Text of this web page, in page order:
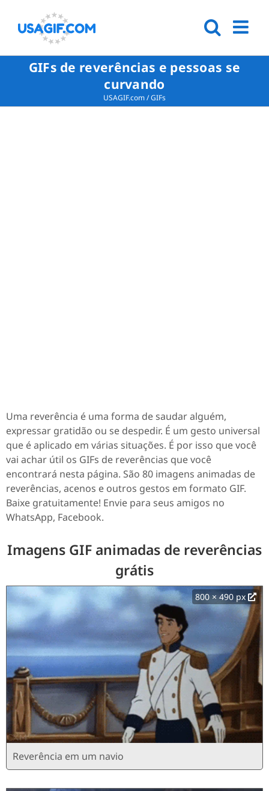
GIFs de reverências e pessoas se
curvando
USAGIF.com/GIFs
Uma reverência é uma forma de saudar alguém,
expressar gratidão ou se despedir. É um gesto universal
que é aplicado em várias situações. É por isso que você
vai achar útil os GIFs de reverências que você
encontrará nesta página. São 80 imagens animadas de
reverências, acenos e outros gestos em formato GIF.
Baixe gratuitamente! Envie para seus amigos no
WhatsApp, Facebook.
Imagens GIF animadas de reverências
grátis
800 × 490 px
Reverência em um navio